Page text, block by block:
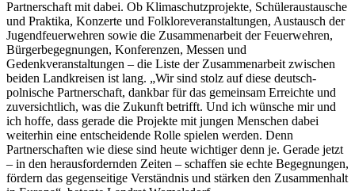
Partnerschaft mit dabei. Ob Klimaschutzprojekte, Schüleraustausche
und Praktika, Konzerte und Folkloreveranstaltungen, Austausch der
Jugendfeuerwehren sowie die Zusammenarbeit der Feuerwehren,
Bürgerbegegnungen, Konferenzen, Messen und
Gedenkveranstaltungen – die Liste der Zusammenarbeit zwischen
beiden Landkreisen ist lang. „Wir sind stolz auf diese deutsch-
polnische Partnerschaft, dankbar für das gemeinsam Erreichte und
zuversichtlich, was die Zukunft betrifft. Und ich wünsche mir und
ich hoffe, dass gerade die Projekte mit jungen Menschen dabei
weiterhin eine entscheidende Rolle spielen werden. Denn
Partnerschaften wie diese sind heute wichtiger denn je. Gerade jetzt
– in den herausfordernden Zeiten – schaffen sie echte Begegnungen,
fördern das gegenseitige Verständnis und stärken den Zusammenhalt